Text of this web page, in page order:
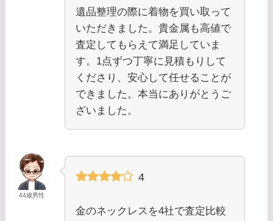
遺品整理の際に着物を買い取って
いただきました。貴金属も高値で
査定してもらえて満足していま
す。1点ずつ丁寧に見積もりして
くださり、安心して任せることが
できました。本当にありがとうご
ざいました。
44歳男性
4
金のネックレスを4社で査定比較